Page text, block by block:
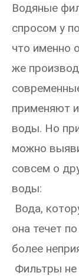
Водяные
спросом у
что именно
же
применяют
воды. Но
можно
совсем о
воды:
Вода,
она течет
более
Фильтры не